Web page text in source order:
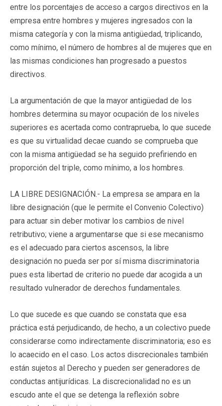
entre los porcentajes de acceso a cargos directivos en la
empresa entre hombres y mujeres ingresados con la
misma categoría y con la misma antigüedad, triplicando,
como mínimo, el número de hombres al de mujeres que en
las mismas condiciones han progresado a puestos
directivos.
La argumentación de que la mayor antigüedad de los
hombres determina su mayor ocupación de los niveles
superiores es acertada como contraprueba, lo que sucede
es que su virtualidad decae cuando se comprueba que
con la misma antigüedad se ha seguido prefiriendo en
proporción del triple, como mínimo, a los hombres.
LA LIBRE DESIGNACIÓN.- La empresa se ampara en la
libre designación (que le permite el Convenio Colectivo)
para actuar sin deber motivar los cambios de nivel
retributivo; viene a argumentarse que si ese mecanismo
es el adecuado para ciertos ascensos, la libre
designación no pueda ser por sí misma discriminatoria
pues esta libertad de criterio no puede dar acogida a un
resultado vulnerador de derechos fundamentales.
Lo que sucede es que cuando se constata que esa
práctica está perjudicando, de hecho, a un colectivo puede
considerarse como indirectamente discriminatoria; eso es
lo acaecido en el caso. Los actos discrecionales también
están sujetos al Derecho y pueden ser generadores de
conductas antijurídicas. La discrecionalidad no es un
escudo ante el que se detenga la reflexión sobre